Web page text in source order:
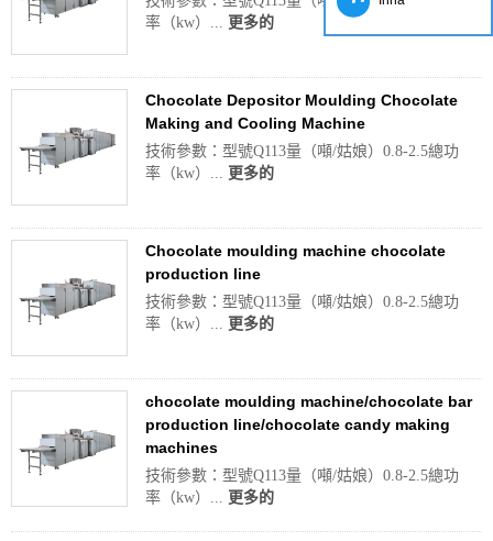
率（kw）... 更多的
Chocolate Depositor Moulding Chocolate
Making and Cooling Machine
技術參數：型號Q113量（噸/姑娘）0.8-2.5總功
率（kw）... 更多的
Chocolate moulding machine chocolate
production line
技術參數：型號Q113量（噸/姑娘）0.8-2.5總功
率（kw）... 更多的
chocolate moulding machine/chocolate bar
production line/chocolate candy making
machines
技術參數：型號Q113量（噸/姑娘）0.8-2.5總功
率（kw）... 更多的